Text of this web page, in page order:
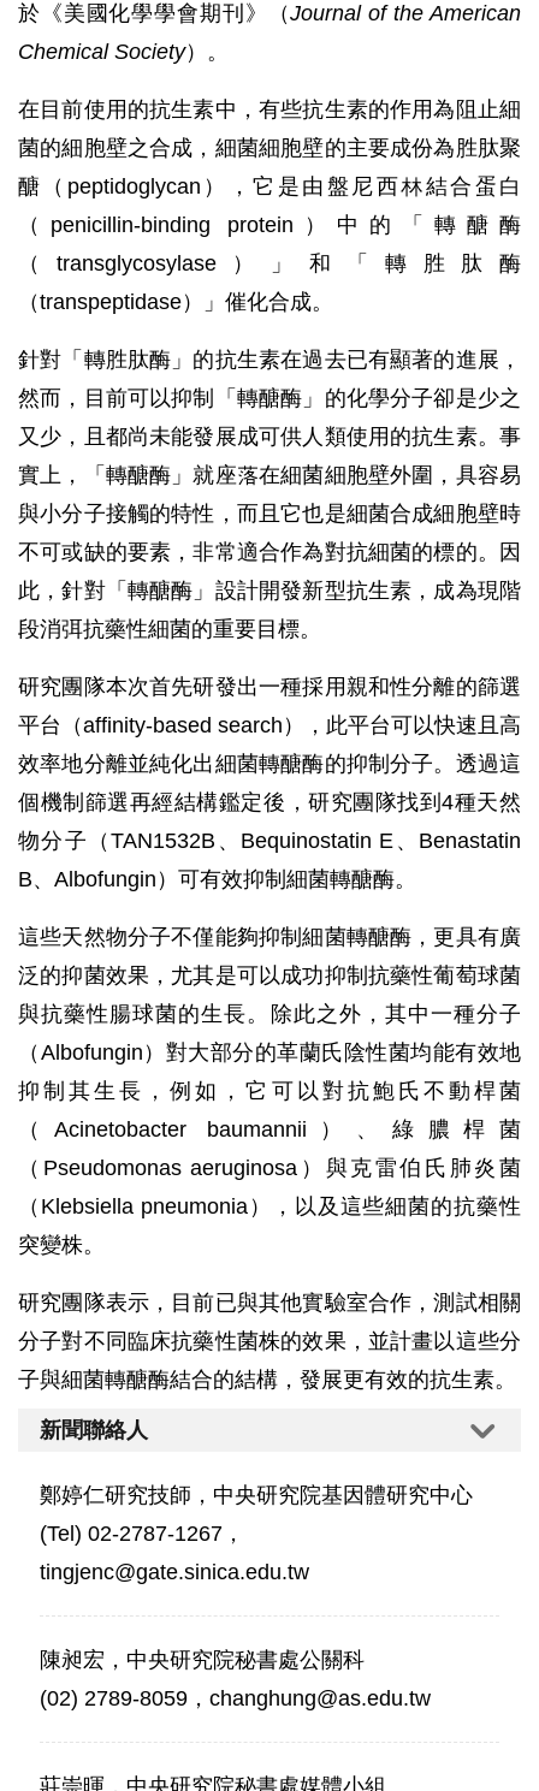
於《美國化學學會期刊》（Journal of the American
Chemical Society）。
在目前使用的抗生素中，有些抗生素的作用為阻止細
菌的細胞壁之合成，細菌細胞壁的主要成份為胜肽聚
醣（peptidoglycan），它是由盤尼西林結合蛋白
（penicillin-binding protein）中的「轉醣酶
（transglycosylase）」和「轉胜肽酶
（transpeptidase）」催化合成。
針對「轉胜肽酶」的抗生素在過去已有顯著的進展，
然而，目前可以抑制「轉醣酶」的化學分子卻是少之
又少，且都尚未能發展成可供人類使用的抗生素。事
實上，「轉醣酶」就座落在細菌細胞壁外圍，具容易
與小分子接觸的特性，而且它也是細菌合成細胞壁時
不可或缺的要素，非常適合作為對抗細菌的標的。因
此，針對「轉醣酶」設計開發新型抗生素，成為現階
段消弭抗藥性細菌的重要目標。
研究團隊本次首先研發出一種採用親和性分離的篩選
平台（affinity-based search），此平台可以快速且高
效率地分離並純化出細菌轉醣酶的抑制分子。透過這
個機制篩選再經結構鑑定後，研究團隊找到4種天然
物分子（TAN1532B、Bequinostatin E、Benastatin
B、Albofungin）可有效抑制細菌轉醣酶。
這些天然物分子不僅能夠抑制細菌轉醣酶，更具有廣
泛的抑菌效果，尤其是可以成功抑制抗藥性葡萄球菌
與抗藥性腸球菌的生長。除此之外，其中一種分子
（Albofungin）對大部分的革蘭氏陰性菌均能有效地
抑制其生長，例如，它可以對抗鮑氏不動桿菌
（Acinetobacter baumannii）、綠膿桿菌
（Pseudomonas aeruginosa）與克雷伯氏肺炎菌
（Klebsiella pneumonia），以及這些細菌的抗藥性
突變株。
研究團隊表示，目前已與其他實驗室合作，測試相關
分子對不同臨床抗藥性菌株的效果，並計畫以這些分
子與細菌轉醣酶結合的結構，發展更有效的抗生素。
新聞聯絡人
鄭婷仁研究技師，中央研究院基因體研究中心
(Tel) 02-2787-1267，
tingjenc@gate.sinica.edu.tw
陳昶宏，中央研究院秘書處公關科
(02) 2789-8059，changhung@as.edu.tw
莊崇暉，中央研究院秘書處媒體小組